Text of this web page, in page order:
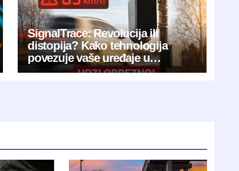
SignalTrace: Revolucija ili
distopija? Kako tehnologija
povezuje vaše uređaje u
jedinstveni digitalni otisak